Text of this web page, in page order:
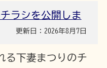
ラシを公開しま
更新日：2026年8月7日
る下妻まつりのチ